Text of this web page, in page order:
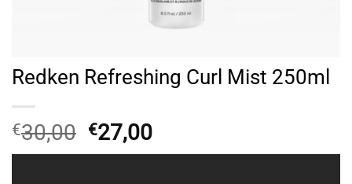
Redken Refreshing Curl Mist 250ml
€30,00 Original
price
€27,00Η
τρέχουσα